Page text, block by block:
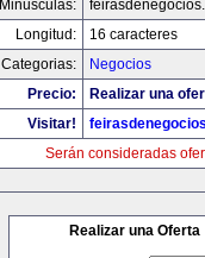
Minusculas:
Longitud:
16 caracteres
Categorias:
Negocios
Precio:
Realizar una
Visitar!
Serán consideradas
Realizar una Oferta